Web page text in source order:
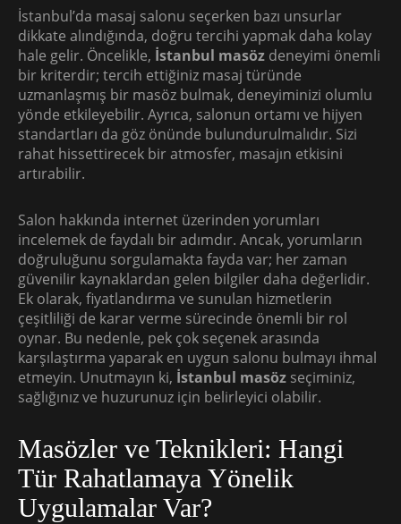
İstanbul’da masaj salonu seçerken bazı unsurlar
dikkate alındığında, doğru tercihi yapmak daha kolay
hale gelir. Öncelikle, İstanbul masöz deneyimi önemli
bir kriterdir; tercih ettiğiniz masaj türünde
uzmanlaşmış bir masöz bulmak, deneyiminizi olumlu
yönde etkileyebilir. Ayrıca, salonun ortamı ve hijyen
standartları da göz önünde bulundurulmalıdır. Sizi
rahat hissettirecek bir atmosfer, masajın etkisini
artırabilir.
Salon hakkında internet üzerinden yorumları
incelemek de faydalı bir adımdır. Ancak, yorumların
doğruluğunu sorgulamakta fayda var; her zaman
güvenilir kaynaklardan gelen bilgiler daha değerlidir.
Ek olarak, fiyatlandırma ve sunulan hizmetlerin
çeşitliliği de karar verme sürecinde önemli bir rol
oynar. Bu nedenle, pek çok seçenek arasında
karşılaştırma yaparak en uygun salonu bulmayı ihmal
etmeyin. Unutmayın ki, İstanbul masöz seçiminiz,
sağlığınız ve huzurunuz için belirleyici olabilir.
Masözler ve Teknikleri: Hangi
Tür Rahatlamaya Yönelik
Uygulamalar Var?